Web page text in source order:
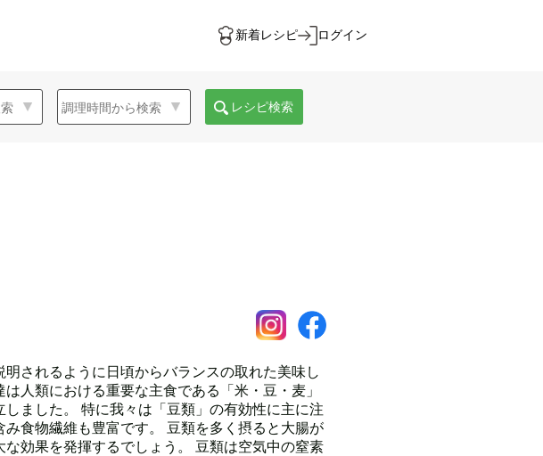
新着レシピ ログイン
レシピ検索
されるように日頃からバランスの取れた美味し
人類における重要な主食である「米・豆・麦」
ました。 特に我々は「豆類」の有効性に主に注
食物繊維も豊富です。 豆類を多く摂ると大腸が
効果を発揮するでしょう。 豆類は空気中の窒素